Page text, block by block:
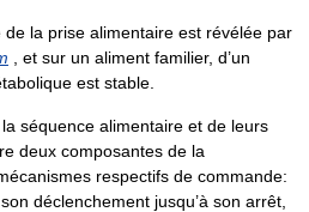
de la prise alimentaire est révélée par
, et sur un aliment familier, d’un
est stable.
séquence alimentaire et de leurs
deux composantes de la
respectifs de commande:
déclenchement jusqu’à son arrêt,